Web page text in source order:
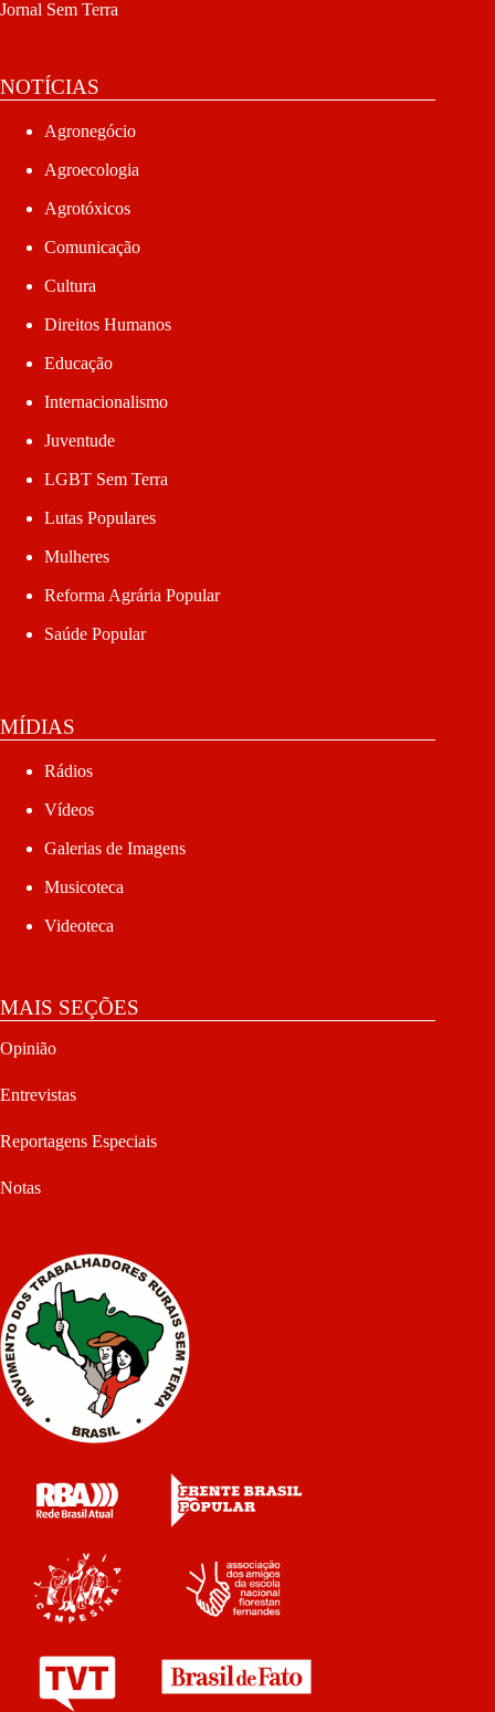
Jornal Sem Terra
NOTÍCIAS
Agronegócio
Agroecologia
Agrotóxicos
Comunicação
Cultura
Direitos Humanos
Educação
Internacionalismo
Juventude
LGBT Sem Terra
Lutas Populares
Mulheres
Reforma Agrária Popular
Saúde Popular
MÍDIAS
Rádios
Vídeos
Galerias de Imagens
Musicoteca
Videoteca
MAIS SEÇÕES
Opinião
Entrevistas
Reportagens Especiais
Notas